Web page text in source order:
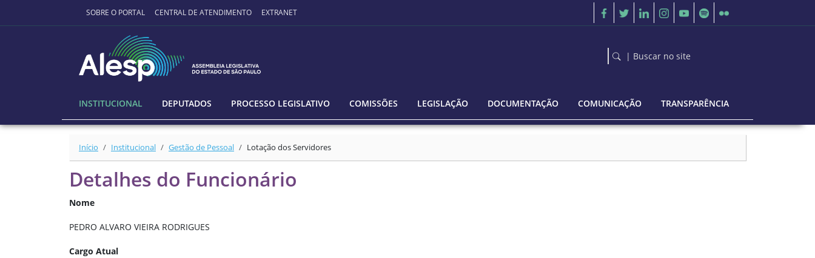
Ir para o conteúdo principal
SOBRE O PORTAL CENTRAL DE ATENDIMENTO EXTRANET
| Buscar no site
INSTITUCIONAL DEPUTADOS PROCESSO LEGISLATIVO COMISSÕES LEGISLAÇÃO DOCUMENTAÇÃO COMUNICAÇÃO TRANSPARÊNCIA
Início Institucional Gestão de Pessoal Lotação dos Servidores
Detalhes do Funcionário
Nome
PEDRO ALVARO VIEIRA RODRIGUES
Cargo Atual